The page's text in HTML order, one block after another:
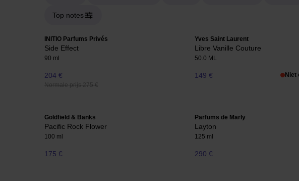
Top notes
INITIO Parfums Privés
Side Effect
90 ml
204 €
Normale prijs 275 €
Yves Saint Laurent
Libre Vanille Couture
50.0 ML
149 € Niet
Goldfield & Banks
Pacific Rock Flower
100 ml
175 €
Parfums de Marly
Layton
125 ml
290 €